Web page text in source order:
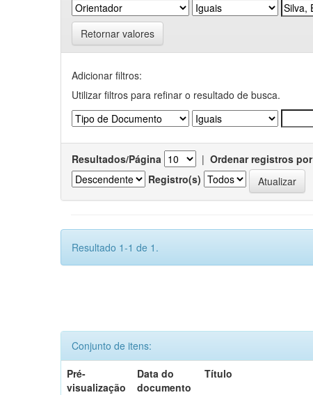
Retornar valores
Adicionar filtros:
Utilizar filtros para refinar o resultado de busca.
Resultados/Página | Ordenar registros por
Registro(s)
Resultado 1-1 de 1.
Conjunto de itens:
Pré-
visualização
Data do
documento
Título